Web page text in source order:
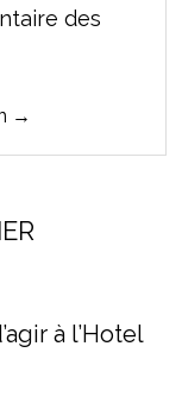
des
→
à l’Hotel